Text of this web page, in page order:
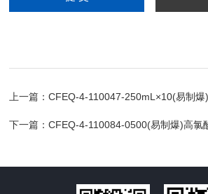
上一篇：CFEQ-4-110047-250mL×10(易制爆
下一篇：CFEQ-4-110084-0500(易制爆)高氯